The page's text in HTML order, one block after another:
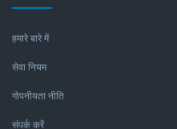
हमारे बारे में
सेवा नियम
गोपनीयता नीति
संपर्क करें